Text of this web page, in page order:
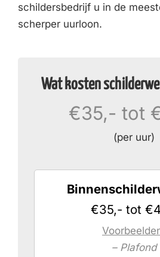
schildersbedrijf u in de
scherper uurloon.
Wat kosten
€35,- tot
(per uur)
€35,- tot
– Plafond